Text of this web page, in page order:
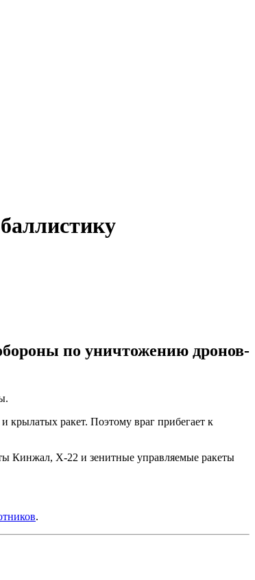
по уничтожению дронов-
ракет. Поэтому враг прибегает к
Кинжал, Х-22 и зенитные управляемые ракеты
.